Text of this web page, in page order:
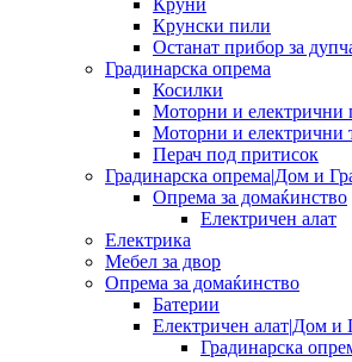
Крунски пили
Останат прибор за
Градинарска опрема
Косилки
Моторни и електрични
Моторни и електрични
Перач под притисок
Градинарска опрема|Дом и
Опрема за домаќинство
Електричен алат
Електрика
Мебел за двор
Опрема за домаќинство
Батерии
Електричен алат|Дом и
Градинарска